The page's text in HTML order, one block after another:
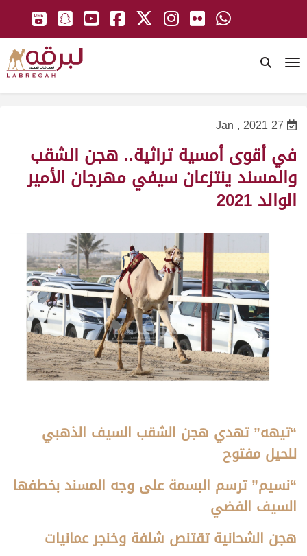
27 Jan , 2021
في أقوى أمسية تراثية.. هجن الشقب
والمسند ينتزعان سيفي مهرجان الأمير
الوالد 2021
“تيهه” تهدي هجن الشقب السيف الذهبي
للحيل مفتوح
“نسيم” ترسم البسمة على وجه المسند بخطفها
السيف الفضي
هجن الشحانية تقتنص شلفة وخنجر عمانيات